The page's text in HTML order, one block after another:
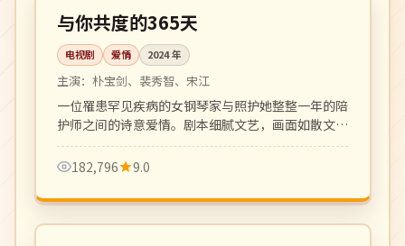
韩国
与你共度的365天
电视剧 爱情 2024年
主演： 朴宝剑、裴秀智、宋江
一位罹患罕见疾病的女钢琴家与照护她整整一年的陪
护师之间的诗意爱情。剧本细腻文艺，画面如散文诗
一般动人。
182,796
9.0
连载中 更新至 12 集